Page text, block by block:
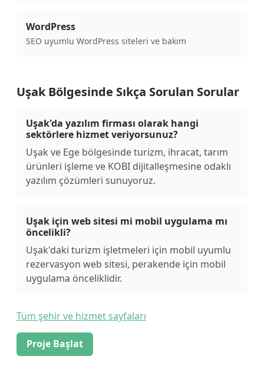
WordPress
SEO uyumlu WordPress siteleri ve bakım
Uşak Bölgesinde Sıkça Sorulan Sorular
Uşak'da yazılım firması olarak hangi
sektörlere hizmet veriyorsunuz?
Uşak ve Ege bölgesinde turizm, ihracat, tarım
ürünleri işleme ve KOBI dijitalleşmesine odaklı
yazılım çözümleri sunuyoruz.
Uşak için web sitesi mi mobil uygulama mı
öncelikli?
Uşak'daki turizm işletmeleri için mobil uyumlu
rezervasyon web sitesi, perakende için mobil
uygulama önceliklidir.
Tüm şehir ve hizmet sayfaları
Proje Başlat